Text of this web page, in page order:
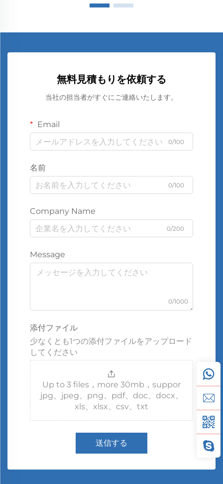
無料見積もりを依頼する
当社の担当者がすぐにご連絡いたします。
Email
0/100
名前
0/100
Company Name
0/200
Message
0/1000
添付ファイル
少なくとも1つの添付ファイルをアップロード
してください
Up to 3 files，more 30mb，suppor
jpg、jpeg、png、pdf、doc、docx、
xls、xlsx、csv、txt
送信する